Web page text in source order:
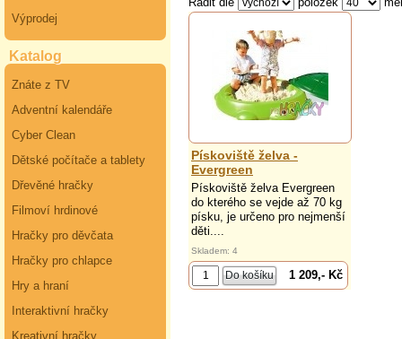
Výprodej
Katalog
Znáte z TV
Adventní kalendáře
Cyber Clean
Dětské počítače a tablety
Dřevěné hračky
Filmoví hrdinové
Hračky pro děvčata
Hračky pro chlapce
Hry a hraní
Interaktivní hračky
Kreativní hračky
Pískoviště želva -
Evergreen
Pískoviště želva Evergreen
do kterého se vejde až 70 kg
písku, je určeno pro nejmenší
děti....
Skladem: 4
1 209,- Kč